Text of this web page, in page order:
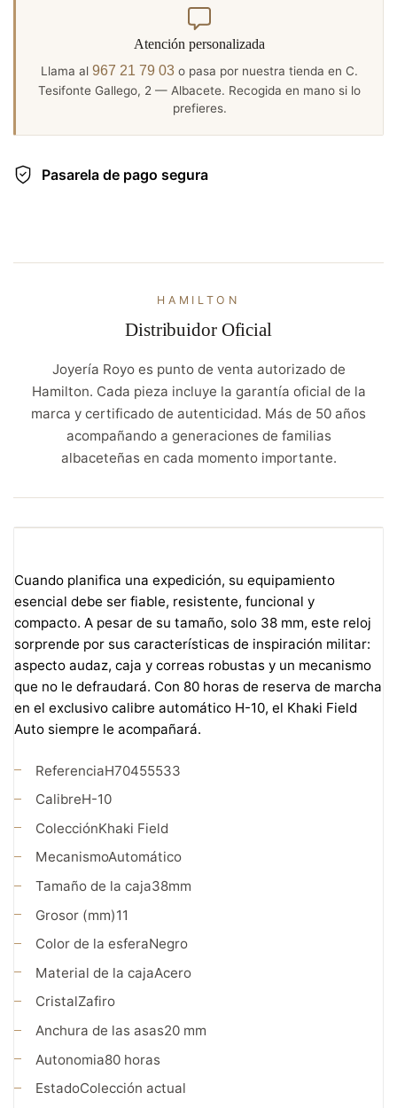
Atención personalizada
Llama al 967 21 79 03 o pasa por nuestra tienda en C.
Tesifonte Gallego, 2 — Albacete. Recogida en mano si lo
prefieres.
Pasarela de pago segura
HAMILTON
Distribuidor Oficial
Joyería Royo es punto de venta autorizado de
Hamilton. Cada pieza incluye la garantía oficial de la
marca y certificado de autenticidad. Más de 50 años
acompañando a generaciones de familias
albaceteñas en cada momento importante.
Cuando planifica una expedición, su equipamiento
esencial debe ser fiable, resistente, funcional y
compacto. A pesar de su tamaño, solo 38 mm, este reloj
sorprende por sus características de inspiración militar:
aspecto audaz, caja y correas robustas y un mecanismo
que no le defraudará. Con 80 horas de reserva de marcha
en el exclusivo calibre automático H-10, el Khaki Field
Auto siempre le acompañará.
ReferenciaH70455533
CalibreH-10
ColecciónKhaki Field
MecanismoAutomático
Tamaño de la caja38mm
Grosor (mm)11
Color de la esferaNegro
Material de la cajaAcero
CristalZafiro
Anchura de las asas20 mm
Autonomia80 horas
EstadoColección actual